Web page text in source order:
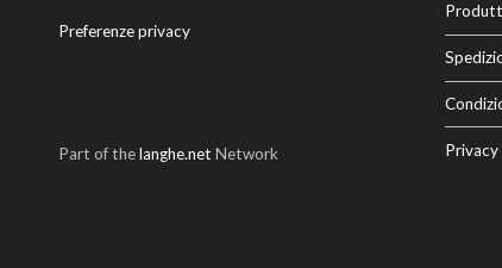
Preferenze privacy
Part of thelanghe.net Network Privacy